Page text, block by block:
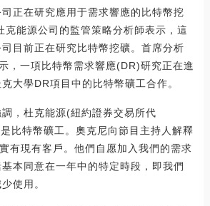
正在研究應用于需求響應的比特幣挖
克能源公司的監管策略分析師表示，這
目前正在研究比特幣挖礦。首席分析
，一項比特幣需求響應(DR)研究正在進
大學DR項目中的比特幣礦工合作。
，杜克能源(紐約證券交易所代
比特幣礦工。奧克尼向節目主持人解釋
有現有客戶。他們自愿加入我們的需求
本同意在一年中的特定時段，即我們
使用。